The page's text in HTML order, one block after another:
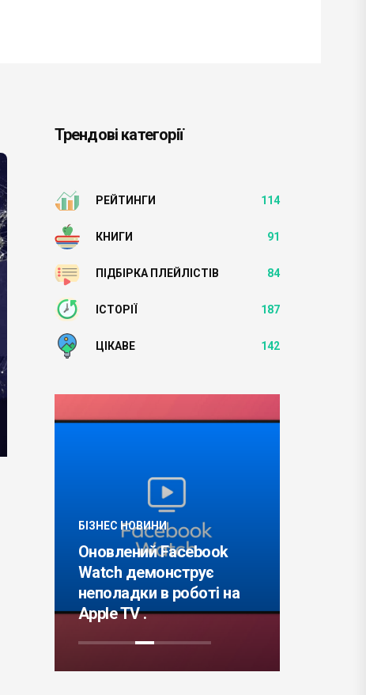
Трендові категорії
РЕЙТИНГИ 114
КНИГИ 91
ПІДБІРКА ПЛЕЙЛІСТІВ 84
ІСТОРІЇ 187
ЦІКАВЕ 142
БІЗНЕС НОВИНИ
Оновлений Facebook
Watch демонструє
неполадки в роботі на
Apple TV .